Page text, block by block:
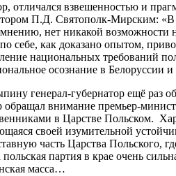
отличался взвешенностью и
П.Д. Святополк-Мирским: «В
нет никакой
себе, как доказано опытом,
национальных требований
осознание в Белоруссии
генерал-губернатор ещё раз
внимание премьер-
в Царстве Польском.
своей изумительной
часть Царства
партия в крае очень
масса…